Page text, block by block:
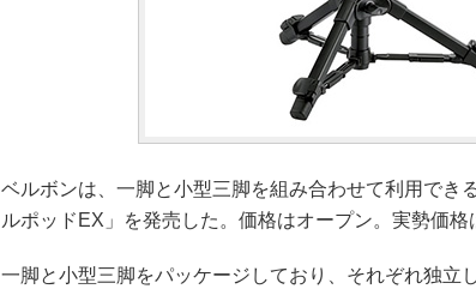
ベルボンは、一脚と小型三脚を組み合わせて利用でき
ルポッドEX」を発売した。価格はオープン。実勢価格
一脚と小型三脚をパッケージしており、それぞれ独立